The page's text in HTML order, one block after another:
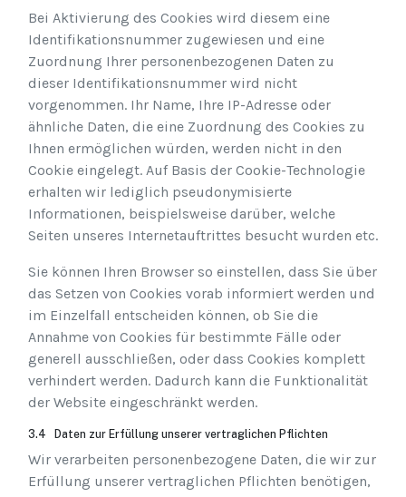
Bei Aktivierung des Cookies wird diesem eine
Identifikationsnummer zugewiesen und eine
Zuordnung Ihrer personenbezogenen Daten zu
dieser Identifikationsnummer wird nicht
vorgenommen. Ihr Name, Ihre IP-Adresse oder
ähnliche Daten, die eine Zuordnung des Cookies zu
Ihnen ermöglichen würden, werden nicht in den
Cookie eingelegt. Auf Basis der Cookie-Technologie
erhalten wir lediglich pseudonymisierte
Informationen, beispielsweise darüber, welche
Seiten unseres Internetauftrittes besucht wurden etc.
Sie können Ihren Browser so einstellen, dass Sie über
das Setzen von Cookies vorab informiert werden und
im Einzelfall entscheiden können, ob Sie die
Annahme von Cookies für bestimmte Fälle oder
generell ausschließen, oder dass Cookies komplett
verhindert werden. Dadurch kann die Funktionalität
der Website eingeschränkt werden.
3.4 Daten zur Erfüllung unserer vertraglichen Pflichten
Wir verarbeiten personenbezogene Daten, die wir zur
Erfüllung unserer vertraglichen Pflichten benötigen,